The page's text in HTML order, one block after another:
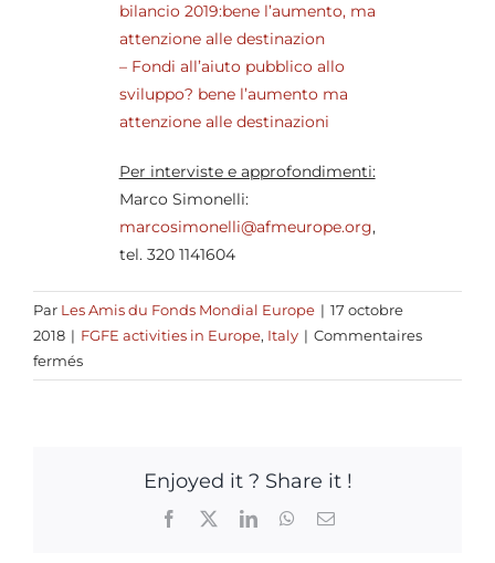
bilancio 2019:bene l’aumento, ma
attenzione alle destinazion
– Fondi all’aiuto pubblico allo
sviluppo? bene l’aumento ma
attenzione alle destinazioni
Per interviste e approfondimenti:
Marco Simonelli:
marcosimonelli@afmeurope.org,
tel. 320 1141604
Par Les Amis du Fonds Mondial Europe | 17 octobre
2018 | FGFE activities in Europe, Italy | Commentaires
ferméssur
Aps
Enjoyed it ? Share it !
Facebook LinkedInWhatsApp
Email